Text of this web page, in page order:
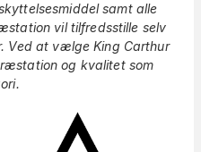
samt alle
vil tilfredsstille selv
Ved at vælge King Carthur
og kvalitet som